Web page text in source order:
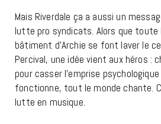
Mais Riverdale ça a aussi un
lutte pro syndicats. Alors que toute
bâtiment d’Archie se font laver le
Percival, une idée vient aux héros :
pour casser l’emprise
fonctionne, tout le monde chante.
lutte en musique.